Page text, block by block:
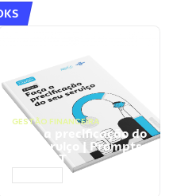
GESTÃO FINANCEIRA
Faça a precificação do
seu serviço | Prompts
ChatGPT